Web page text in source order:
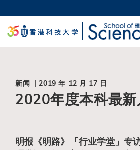
转
要
生活@科大
新闻 | 2019 年 12 月 17 日
2020年度本科最
明报《明路》「行业学堂」专